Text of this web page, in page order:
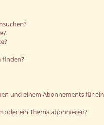
finden?
und einem Abonnements für ein
oder ein Thema abonnieren?